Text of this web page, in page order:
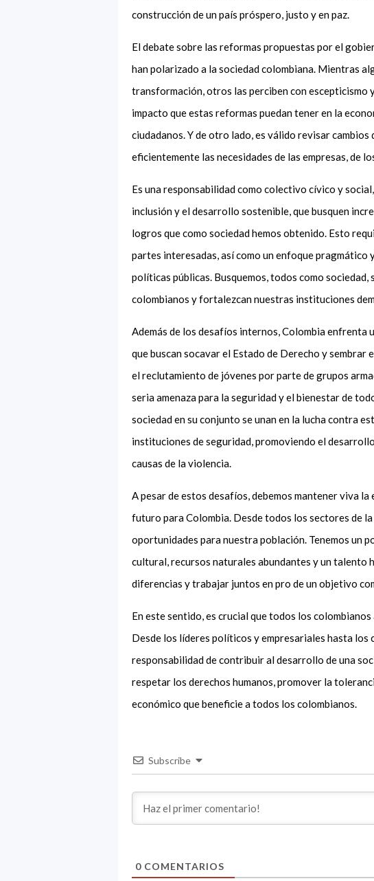
construcción de un país próspero, justo y en paz.
El debate sobre las reformas propuestas por el
han polarizado a la sociedad colombiana. Mientras
transformación, otros las perciben con escepticismo
impacto que estas reformas puedan tener en la
ciudadanos. Y de otro lado, es válido revisar
eficientemente las necesidades de las empresas, de
Es una responsabilidad como colectivo cívico y
inclusión y el desarrollo sostenible, que busquen
logros que como sociedad hemos obtenido. Esto
partes interesadas, así como un enfoque pragmático
políticas públicas. Busquemos, todos como
colombianos y fortalezcan nuestras instituciones
Además de los desafíos internos, Colombia enfrenta
que buscan socavar el Estado de Derecho y
el reclutamiento de jóvenes por parte de grupos
seria amenaza para la seguridad y el bienestar de
sociedad en su conjunto se unan en la lucha contra
instituciones de seguridad, promoviendo el
causas de la violencia.
A pesar de estos desafíos, debemos mantener viva
futuro para Colombia. Desde todos los sectores de
oportunidades para nuestra población. Tenemos un
cultural, recursos naturales abundantes y un talento
diferencias y trabajar juntos en pro de un objetivo
En este sentido, es crucial que todos los
Desde los líderes políticos y empresariales hasta los
responsabilidad de contribuir al desarrollo de una
respetar los derechos humanos, promover la
económico que beneficie a todos los colombianos.
Subscribe
0 COMENTARIOS